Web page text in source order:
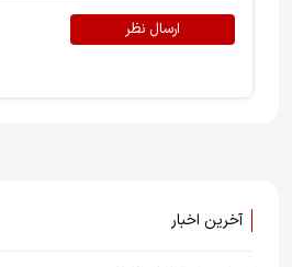
ارسال نظر
آخرین اخبار